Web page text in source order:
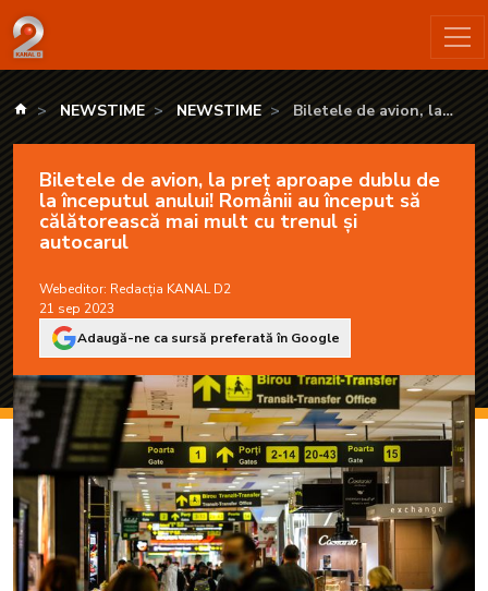
Biletele de avion, la preț aproape dublu de la începutul
kanald.ro
NEWSTIME NEWSTIME
Biletele de avion, la
au început să călătorească
mai mult cu trenul și
autocarul
Biletele de avion, la preț aproape dublu de
la începutul anului! Românii au început să
călătorească mai mult cu trenul și
autocarul
Webeditor: Redacția KANAL D2
21 sep 2023
Adaugă-ne ca sursă preferată în Google